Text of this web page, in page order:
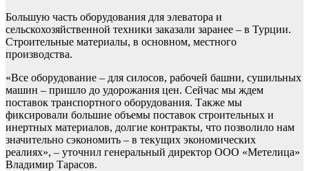
Большую часть оборудования для элеватора и
сельскохозяйственной техники заказали заранее – в Турции.
Строительные материалы, в основном, местного
производства.
«Все оборудование – для силосов, рабочей башни, сушильных
машин – пришло до удорожания цен. Сейчас мы ждем
поставок транспортного оборудования. Также мы
фиксировали большие объемы поставок строительных и
инертных материалов, долгие контракты, что позволило нам
значительно сэкономить – в текущих экономических
реалиях», – уточнил генеральный директор ООО «Метелица»
Владимир Тарасов.